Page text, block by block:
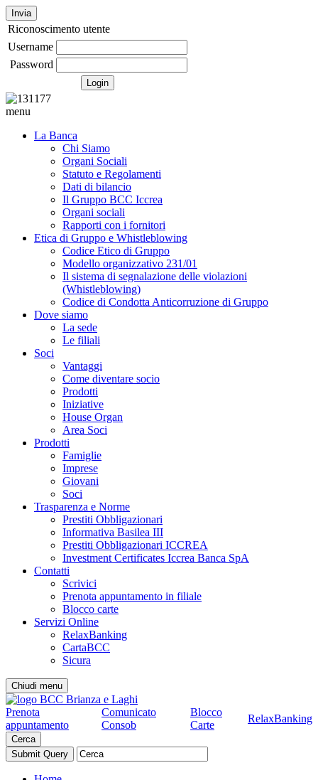
Invia
Riconoscimento utente
Username
Password
menu
La Banca
Chi Siamo
Organi Sociali
Statuto e Regolamenti
Dati di bilancio
Il Gruppo BCC Iccrea
Organi sociali
Rapporti con i fornitori
Etica di Gruppo e Whistleblowing
Codice Etico di Gruppo
Modello organizzativo 231/01
Il sistema di segnalazione delle violazioni
(Whistleblowing)
Codice di Condotta Anticorruzione di Gruppo
Dove siamo
La sede
Le filiali
Soci
Vantaggi
Come diventare socio
Prodotti
Iniziative
House Organ
Area Soci
Prodotti
Famiglie
Imprese
Giovani
Soci
Trasparenza e Norme
Prestiti Obbligazionari
Informativa Basilea III
Prestiti Obbligazionari ICCREA
Investment Certificates Iccrea Banca SpA
Contatti
Scrivici
Prenota appuntamento in filiale
Blocco carte
Servizi Online
RelaxBanking
CartaBCC
Sicura
Chiudi menu
Prenota
appuntamento
Comunicato
Consob
Blocco
Carte
RelaxBanking
Cerca